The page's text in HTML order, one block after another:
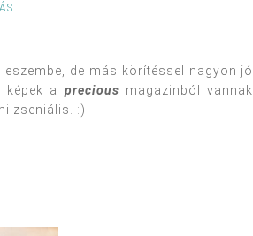
de más körítéssel nagyon jól
képek a precious magazinból vannak.
zseniális. :)